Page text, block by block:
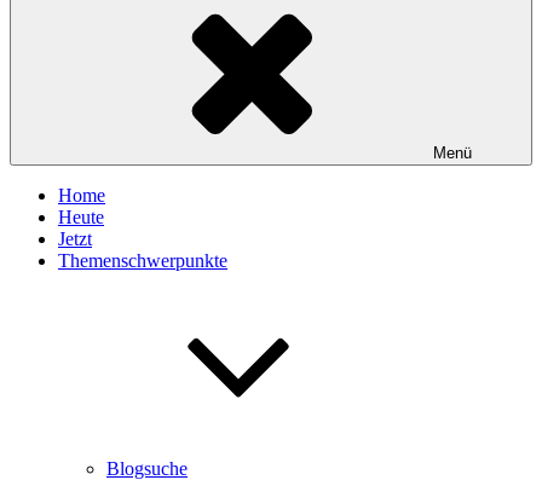
Menü
Home
Heute
Jetzt
Themenschwerpunkte
Blogsuche